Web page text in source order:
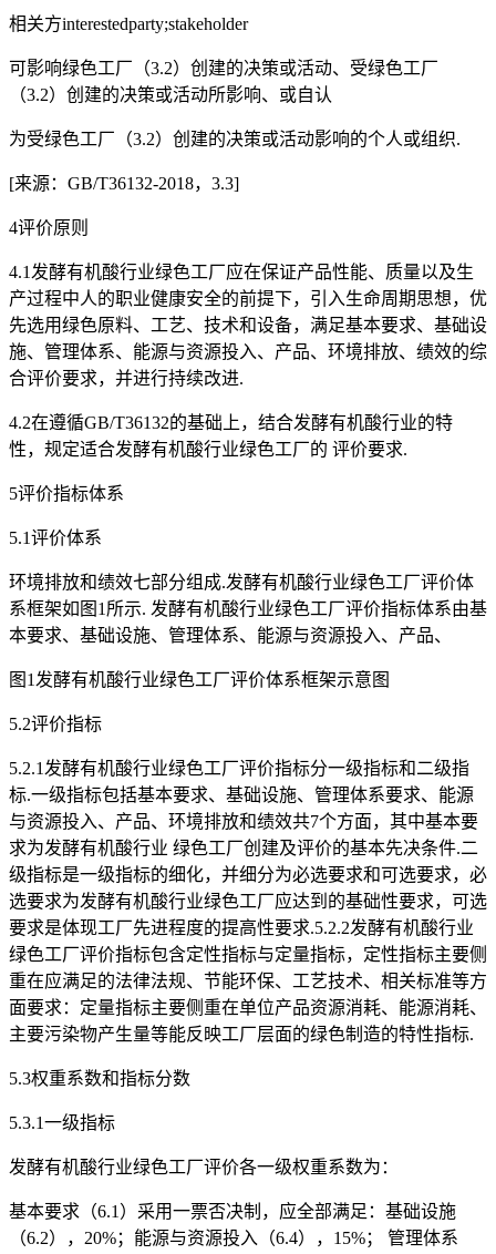
相关方interestedparty;stakeholder
可影响绿色工厂（3.2）创建的决策或活动、受绿色工厂
（3.2）创建的决策或活动所影响、或自认
为受绿色工厂（3.2）创建的决策或活动影响的个人或组织.
[来源：GB/T36132-2018，3.3]
4评价原则
4.1发酵有机酸行业绿色工厂应在保证产品性能、质量以及生
产过程中人的职业健康安全的前提下，引入生命周期思想，优
先选用绿色原料、工艺、技术和设备，满足基本要求、基础设
施、管理体系、能源与资源投入、产品、环境排放、绩效的综
合评价要求，并进行持续改进.
4.2在遵循GB/T36132的基础上，结合发酵有机酸行业的特
性，规定适合发酵有机酸行业绿色工厂的 评价要求.
5评价指标体系
5.1评价体系
环境排放和绩效七部分组成.发酵有机酸行业绿色工厂评价体
系框架如图1所示. 发酵有机酸行业绿色工厂评价指标体系由基
本要求、基础设施、管理体系、能源与资源投入、产品、
图1发酵有机酸行业绿色工厂评价体系框架示意图
5.2评价指标
5.2.1发酵有机酸行业绿色工厂评价指标分一级指标和二级指
标.一级指标包括基本要求、基础设施、管理体系要求、能源
与资源投入、产品、环境排放和绩效共7个方面，其中基本要
求为发酵有机酸行业 绿色工厂创建及评价的基本先决条件.二
级指标是一级指标的细化，并细分为必选要求和可选要求，必
选要求为发酵有机酸行业绿色工厂应达到的基础性要求，可选
要求是体现工厂先进程度的提高性要求.5.2.2发酵有机酸行业
绿色工厂评价指标包含定性指标与定量指标，定性指标主要侧
重在应满足的法律法规、节能环保、工艺技术、相关标准等方
面要求：定量指标主要侧重在单位产品资源消耗、能源消耗、
主要污染物产生量等能反映工厂层面的绿色制造的特性指标.
5.3权重系数和指标分数
5.3.1一级指标
发酵有机酸行业绿色工厂评价各一级权重系数为：
基本要求（6.1）采用一票否决制，应全部满足：基础设施
（6.2），20%；能源与资源投入（6.4），15%； 管理体系